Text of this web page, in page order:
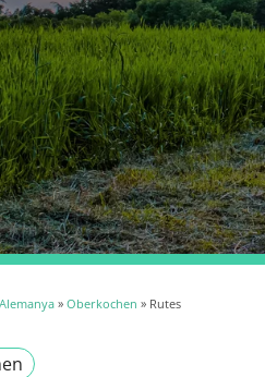
Alemanya » Oberkochen » Rutes